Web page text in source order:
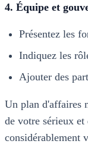
4. Équipe et
Présentez les
Indiquez les
Ajouter des
Un plan d'affaires
de votre sérieux
considérablement